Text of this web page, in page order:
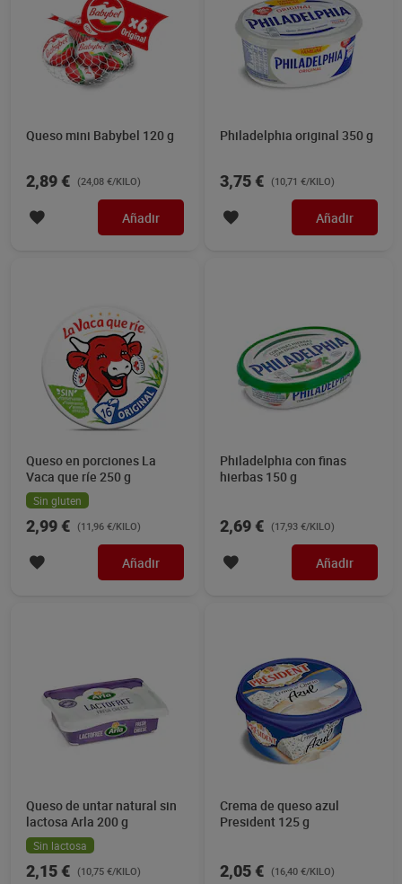
Queso mini Babybel 120 g
2,89 € (24,08 €/KILO)
Añadir
Philadelphia original 350 g
3,75 € (10,71 €/KILO)
Añadir
Queso en porciones La
Vaca que ríe 250 g
Sin gluten
2,99 € (11,96 €/KILO)
Añadir
Philadelphia con finas
hierbas 150 g
2,69 € (17,93 €/KILO)
Añadir
Queso de untar natural sin
lactosa Arla 200 g
Sin lactosa
2,15 € (10,75 €/KILO)
Crema de queso azul
President 125 g
2,05 € (16,40 €/KILO)